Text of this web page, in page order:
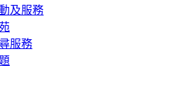
及服務
服務